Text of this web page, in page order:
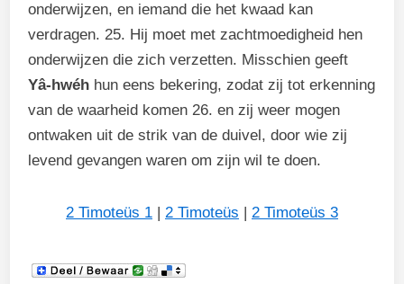
onderwijzen, en iemand die het kwaad kan
verdragen. 25. Hij moet met zachtmoedigheid hen
onderwijzen die zich verzetten. Misschien geeft
Yâ-hwéh hun eens bekering, zodat zij tot erkenning
van de waarheid komen 26. en zij weer mogen
ontwaken uit de strik van de duivel, door wie zij
levend gevangen waren om zijn wil te doen.
2 Timoteüs 1 | 2 Timoteüs | 2 Timoteüs 3